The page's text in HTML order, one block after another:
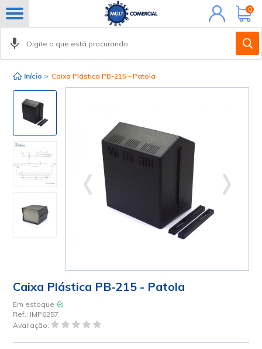
Minha
conta
0
Início > Caixa Plástica PB-215 - Patola
Caixa Plástica PB-215 - Patola
Em estoque
Ref.: IMP6257
Avaliação: